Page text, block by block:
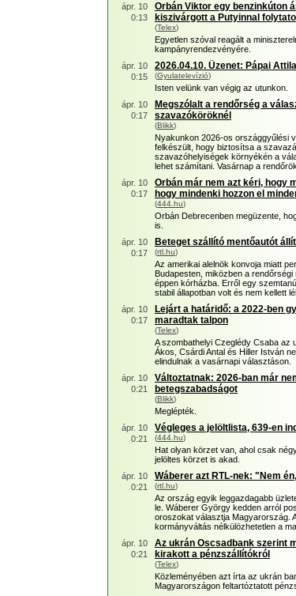
ápr. 10
0:13
Orbán Viktor egy benzinkúton
kiszivárgott a Putyinnal
(Telex)
Egyetlen szóval reagált a
kampányrendezvényére.
ápr. 10
0:15
2026.04.10. Üzenet: Pápai Attila
(Gyulatelevízió)
Isten velünk van végig az utunkon.
ápr. 10
0:17
Megszólalt a rendőrség a
szavazóköröknél
(Blikk)
Nyakunkon 2026-os országgyűlési
felkészült, hogy biztosítsa a
szavazóhelyiségek környékén a
lehet számítani. Vasárnap a
ápr. 10
0:17
Orbán már nem azt kéri, hogy
hogy mindenki hozzon el
(444.hu)
Orbán Debrecenben megüzente,
is.
ápr. 10
0:17
Beteget szállító mentőautót
(rtl.hu)
Az amerikai alelnök konvoja miatt
Budapesten, miközben a
éppen kórházba. Erről egy
stabil állapotban volt és nem kellett
ápr. 10
0:17
Lejárt a határidő: a 2022-ben
maradtak talpon
(Telex)
A szombathelyi Czeglédy Csaba az
Ákos, Csárdi Antal és Hiller István
elindulnak a vasárnapi választáson.
ápr. 10
0:21
Változtatnak: 2026-ban már
betegszabadságot
(Blikk)
Meglépték.
ápr. 10
0:21
Végleges a jelöltlista, 639-en
(444.hu)
Hat olyan körzet van, ahol csak
jelöltes körzet is akad.
ápr. 10
0:21
Wáberer azt RTL-nek: "Nem
(rtl.hu)
Az ország egyik leggazdagabb
le. Wáberer György kedden arról
oroszokat választja Magyarország.
kormányváltás nélkülözhetetlen a
ápr. 10
0:21
Az ukrán Oscsadbank szerint
kirakott a pénzszállítókról
(Telex)
Közleményében azt írta az ukrán
Magyarországon feltartóztatott